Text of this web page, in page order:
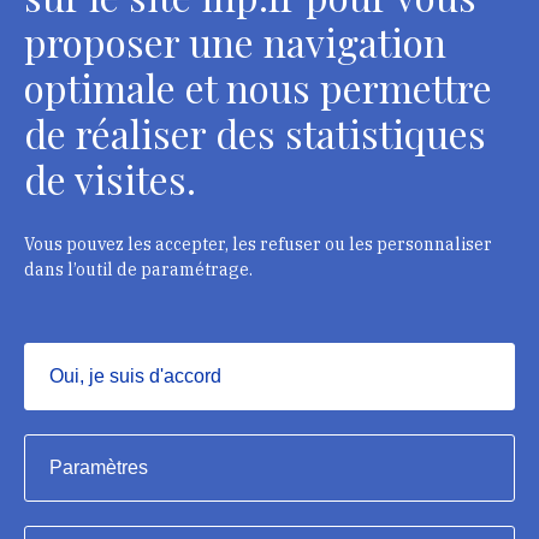
Contacts
Département des restaurateurs
124 rue Henri Barbusse - 93300 Aubervilliers
Contacts
Institut national du patrimoine, 2023
Mentions légales
proposer une navigation
optimale et nous permettre
de réaliser des statistiques
de visites.
Vous pouvez les accepter, les refuser ou les personnaliser
dans l’outil de paramétrage.
Oui, je suis d'accord
Masquer
Paramètres